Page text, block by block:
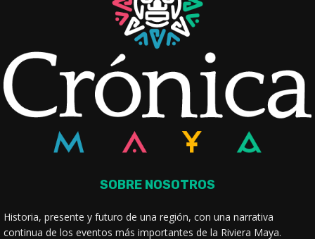
SOBRE NOSOTROS
Historia, presente y futuro de una región, con una narrativa
continua de los eventos más importantes de la Riviera Maya.